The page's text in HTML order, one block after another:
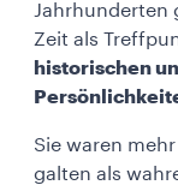
Jahrhunderten
Zeit als
historischen
Sie waren
galten als